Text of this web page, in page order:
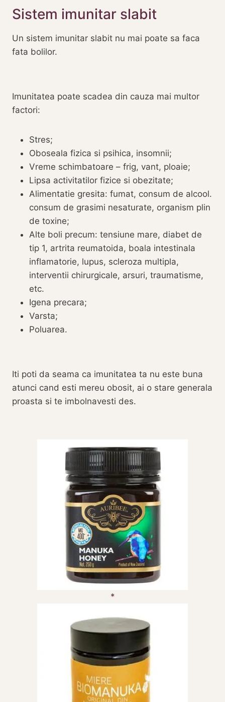
Sistem imunitar slabit
Un sistem imunitar slabit nu mai poate sa faca
fata bolilor.
Imunitatea poate scadea din cauza mai multor
factori:
Stres;
Oboseala fizica si psihica, insomnii;
Vreme schimbatoare – frig, vant, ploaie;
Lipsa activitatilor fizice si obezitate;
Alimentatie gresita: fumat, consum de alcool.
consum de grasimi nesaturate, organism plin
de toxine;
Alte boli precum: tensiune mare, diabet de
tip 1, artrita reumatoida, boala intestinala
inflamatorie, lupus, scleroza multipla,
interventii chirurgicale, arsuri, traumatisme,
etc.
Igena precara;
Varsta;
Poluarea.
Iti poti da seama ca imunitatea ta nu este buna
atunci cand esti mereu obosit, ai o stare generala
proasta si te imbolnavesti des.